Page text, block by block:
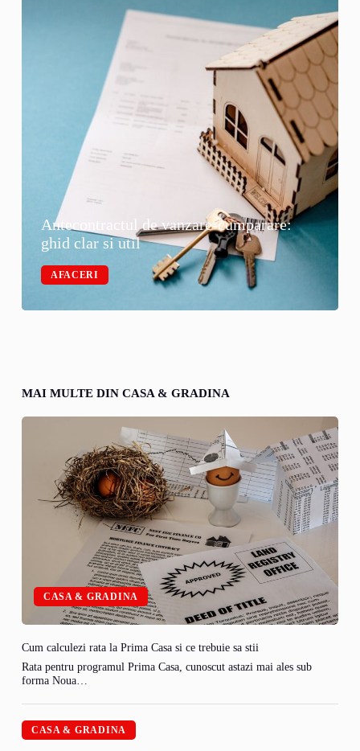
Antecontractul de vanzare-cumparare:
ghid clar si util
AFACERI
MAI MULTE DIN CASA & GRADINA
CASA & GRADINA
Cum calculezi rata la Prima Casa si ce trebuie sa stii
Rata pentru programul Prima Casa, cunoscut astazi mai ales sub
forma Noua…
CASA & GRADINA